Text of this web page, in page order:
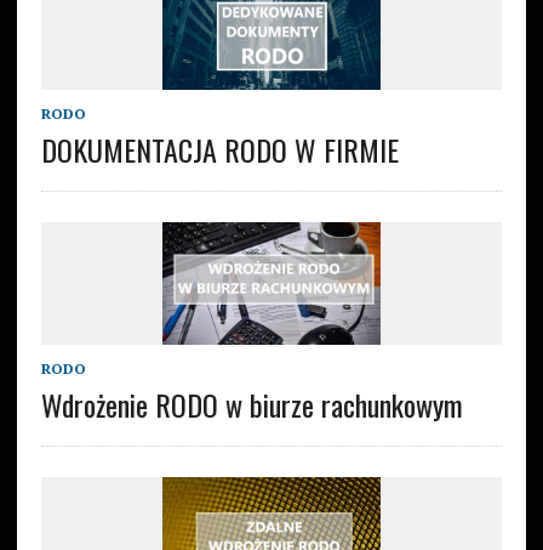
RODO
DOKUMENTACJA RODO W FIRMIE
RODO
Wdrożenie RODO w biurze rachunkowym